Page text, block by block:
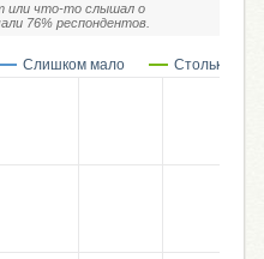
или что-то слышал о
76% респондентов.
Слишком мало Столько,